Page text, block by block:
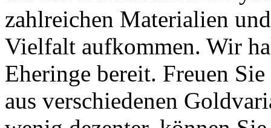
zahlreichen Materialien
Vielfalt aufkommen. Wir
Eheringe bereit. Freuen
aus verschiedenen